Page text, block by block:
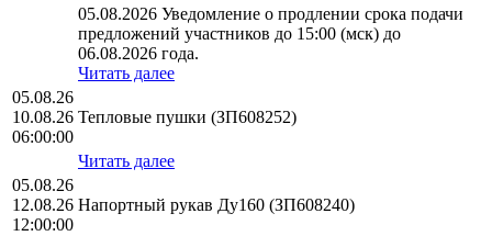
05.08.2026 Уведомление о продлении срока подачи
предложений участников до 15:00 (мск) до
06.08.2026 года.
Читать далее
05.08.26
10.08.26
06:00:00
Тепловые пушки (ЗП608252)
Читать далее
05.08.26
12.08.26
12:00:00
Напортный рукав Ду160 (ЗП608240)